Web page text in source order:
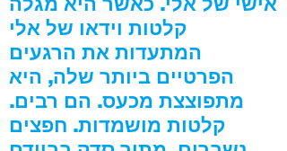
קלטות וידאו של אלי
המתעדות את הרגעים
הפרטיים ביותר שלה, היא
מתפוצצת מכעס. הם רבים.
קלטות מושמדות. חפצים